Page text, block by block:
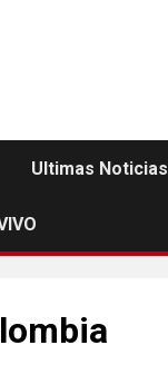
Ultimas Noticias